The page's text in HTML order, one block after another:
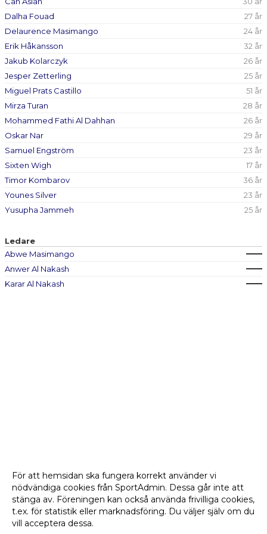
Dalha Fouad
27 år
Delaurence Masimango
24 år
Erik Håkansson
32 år
Jakub Kolarczyk
26 år
Jesper Zetterling
25 år
Miguel Prats Castillo
51 år
Mirza Turan
28 år
Mohammed Fathi Al Dahhan
26 år
Oskar Nar
29 år
Samuel Engström
23 år
Sixten Wigh
17 år
Timor Kombarov
36 år
Younes Silver
23 år
Yusupha Jammeh
25 år
Ledare
Abwe Masimango
Anwer Al Nakash
Karar Al Nakash
För att hemsidan ska fungera korrekt använder vi
nödvändiga cookies från SportAdmin. Dessa går inte att
stänga av. Föreningen kan också använda frivilliga cookies,
t.ex. för statistik eller marknadsföring. Du väljer själv om du
vill acceptera dessa.